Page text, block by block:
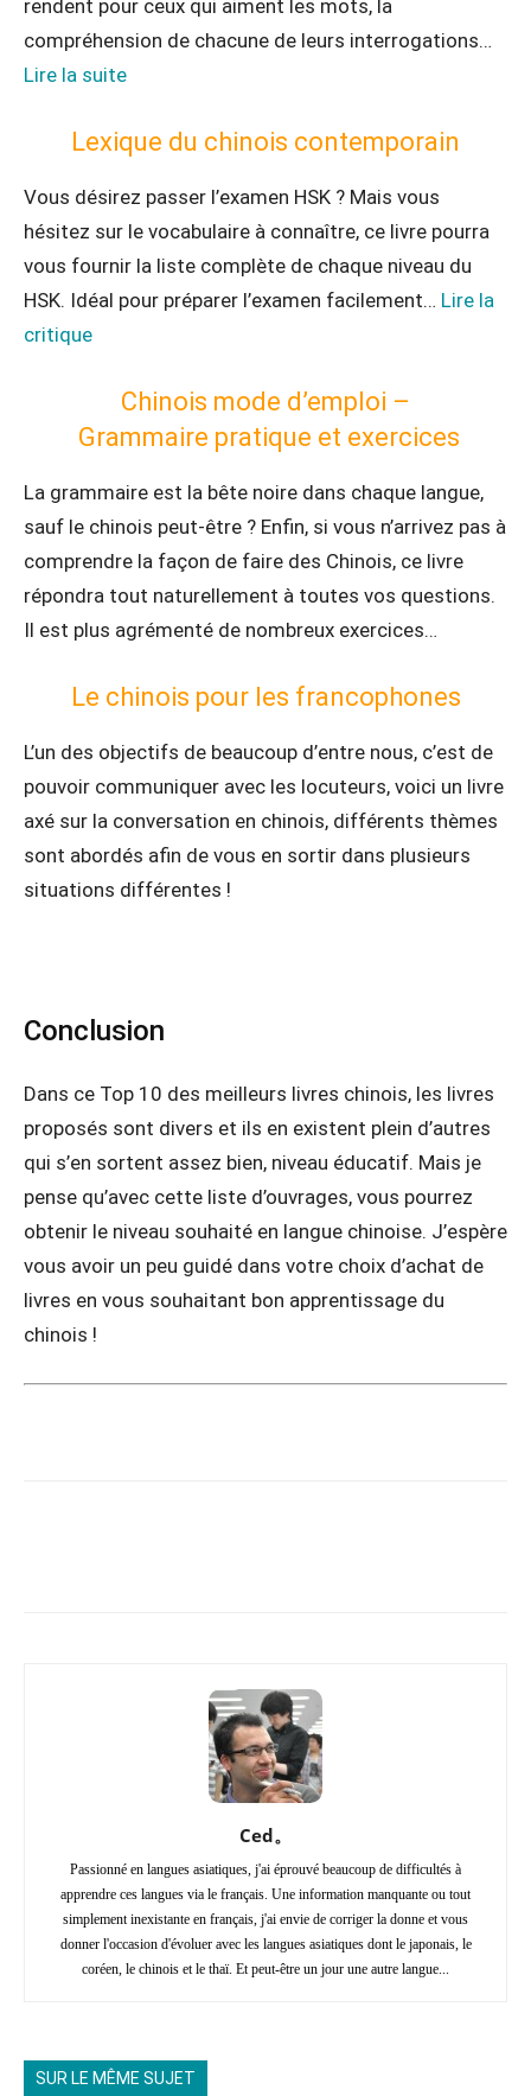
rendent pour ceux qui aiment les mots, la
compréhension de chacune de leurs interrogations…
Lire la suite
Lexique du chinois contemporain
Vous désirez passer l’examen HSK ? Mais vous
hésitez sur le vocabulaire à connaître, ce livre pourra
vous fournir la liste complète de chaque niveau du
HSK. Idéal pour préparer l’examen facilement… Lire la
critique
Chinois mode d’emploi –
Grammaire pratique et exercices
La grammaire est la bête noire dans chaque langue,
sauf le chinois peut-être ? Enfin, si vous n’arrivez pas à
comprendre la façon de faire des Chinois, ce livre
répondra tout naturellement à toutes vos questions.
Il est plus agrémenté de nombreux exercices…
Le chinois pour les francophones
L’un des objectifs de beaucoup d’entre nous, c’est de
pouvoir communiquer avec les locuteurs, voici un livre
axé sur la conversation en chinois, différents thèmes
sont abordés afin de vous en sortir dans plusieurs
situations différentes !
Conclusion
Dans ce Top 10 des meilleurs livres chinois, les livres
proposés sont divers et ils en existent plein d’autres
qui s’en sortent assez bien, niveau éducatif. Mais je
pense qu’avec cette liste d’ouvrages, vous pourrez
obtenir le niveau souhaité en langue chinoise. J’espère
vous avoir un peu guidé dans votre choix d’achat de
livres en vous souhaitant bon apprentissage du
chinois !
Ced。
Passionné en langues asiatiques, j'ai éprouvé beaucoup de difficultés à
apprendre ces langues via le français. Une information manquante ou tout
simplement inexistante en français, j'ai envie de corriger la donne et vous
donner l'occasion d'évoluer avec les langues asiatiques dont le japonais, le
coréen, le chinois et le thaï. Et peut-être un jour une autre langue...
SUR LE MÊME SUJET